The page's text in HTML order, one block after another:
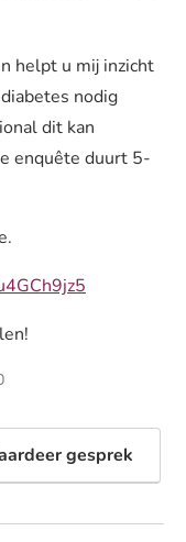
helpt u mij inzicht
nodig
dit kan
enquête duurt 5-
gesprek